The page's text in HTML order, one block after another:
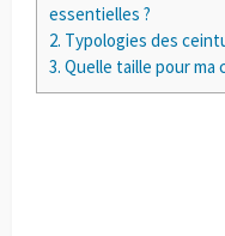
essentielles ?
2. Typologies des
3. Quelle taille pour ma